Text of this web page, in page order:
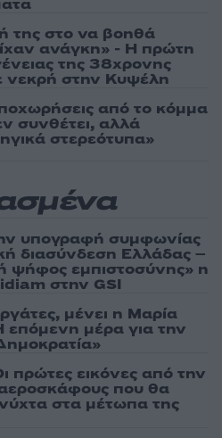
της στο να βοηθά
ανάγκη» - Η πρώτη
της 38χρονης
νεκρή στην Κυψέλη
από το κόμμα
συνθέτει, αλλά
στερεότυπα»
υπογραφή συμφωνίας
διασύνδεση Ελλάδας –
ψήφος εμπιστοσύνης» η
στην GSI
μένει η Μαρία
επόμενη μέρα για την
πρώτες εικόνες από την
που θα
νύχτα στα μέτωπα της